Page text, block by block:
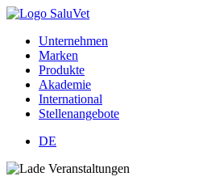
Unternehmen
Marken
Produkte
Akademie
International
Stellenangebote
DE